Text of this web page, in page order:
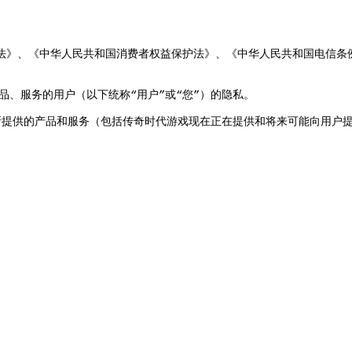
》、《中华人民共和国消费者权益保护法》、《中华人民共和国电信条
、 服务的用户 （ 以下统称“用户”或“您”） 的隐私。
供的产品和服务 （包括传奇时代游戏现在正在提供和将来可能向用户